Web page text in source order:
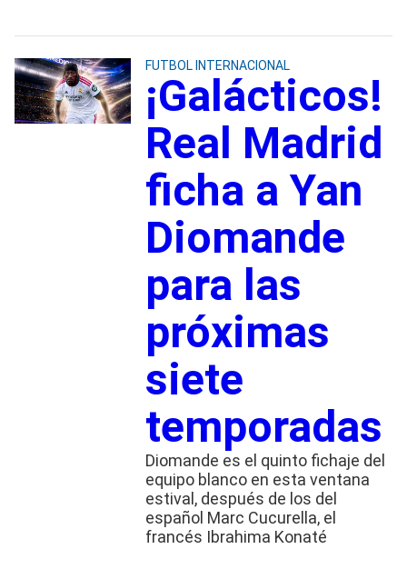
FUTBOL INTERNACIONAL
¡Galácticos!
Real Madrid
ficha a Yan
Diomande
para las
próximas
siete
temporadas
Diomande es el quinto fichaje del
equipo blanco en esta ventana
estival, después de los del
español Marc Cucurella, el
francés Ibrahima Konaté